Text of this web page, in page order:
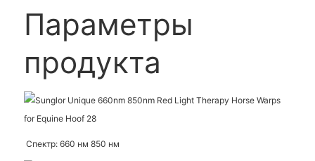
Параметры
продукта
Спектр: 660 нм 850 нм